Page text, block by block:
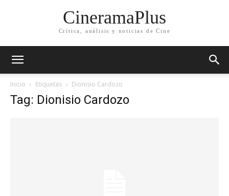
CineramaPlus
Crítica, análisis y noticias de Cine
Inicio Etiquetas Dionisio Cardozo
Tag: Dionisio Cardozo